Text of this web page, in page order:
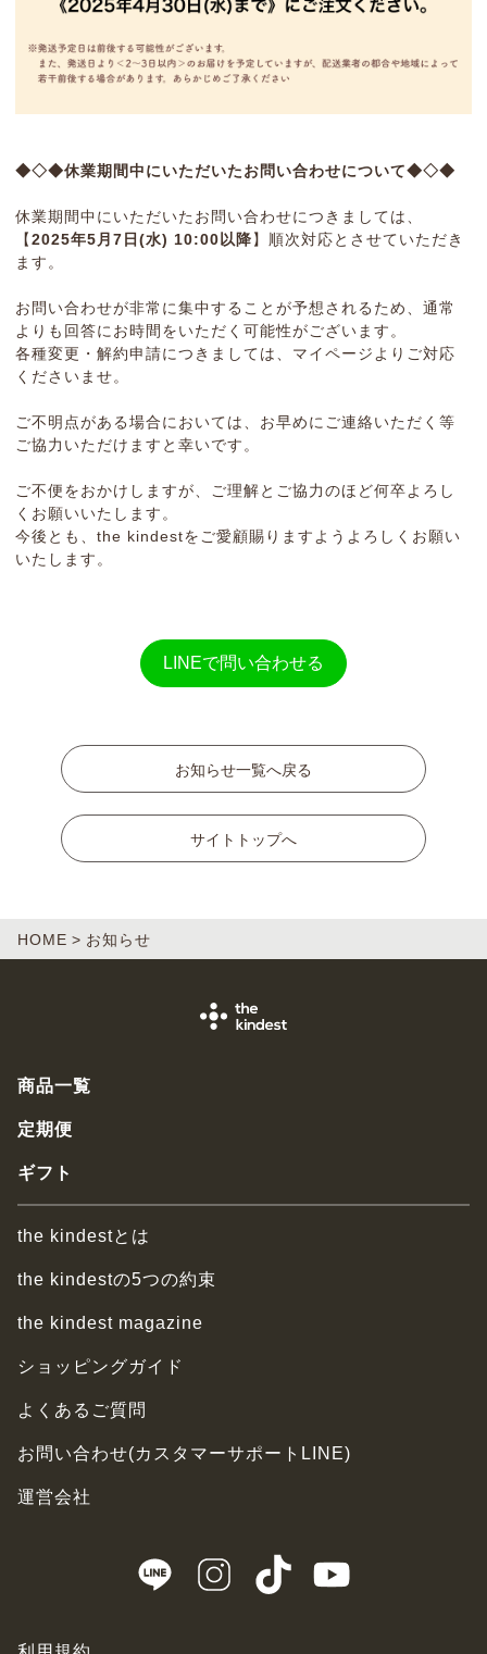
◆◇◆休業期間中にいただいたお問い合わせについて◆◇◆
休業期間中にいただいたお問い合わせにつきましては、
【2025年5月7日(水) 10:00以降】順次対応とさせていただき
ます。
お問い合わせが非常に集中することが予想されるため、通常
よりも回答にお時間をいただく可能性がございます。
各種変更・解約申請につきましては、マイページよりご対応
くださいませ。
ご不明点がある場合においては、お早めにご連絡いただく等
ご協力いただけますと幸いです。
ご不便をおかけしますが、ご理解とご協力のほど何卒よろし
くお願いいたします。
今後とも、the kindestをご愛顧賜りますようよろしくお願い
いたします。
LINEで問い合わせる
お知らせ一覧へ戻る
サイトトップへ
HOME お知らせ
商品一覧
定期便
ギフト
the kindestとは
the kindestの5つの約束
the kindest magazine
ショッピングガイド
よくあるご質問
お問い合わせ(カスタマーサポートLINE)
運営会社